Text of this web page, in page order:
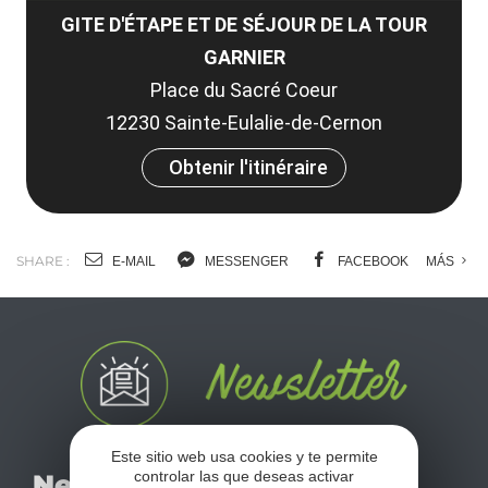
GITE D'ÉTAPE ET DE SÉJOUR DE LA TOUR
GARNIER
Place du Sacré Coeur
12230 Sainte-Eulalie-de-Cernon
Obtenir l'itinéraire
SHARE : E-MAIL MESSENGER FACEBOOK MÁS
No se pierda nuestro
Este sitio web usa cookies y te permite
controlar las que deseas activar